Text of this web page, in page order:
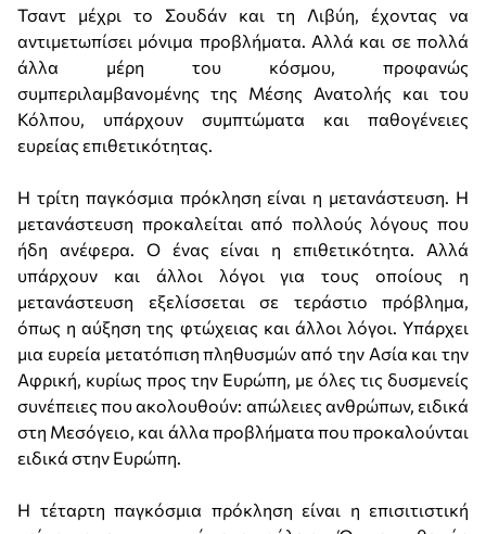
Τσαντ μέχρι το Σουδάν και τη Λιβύη, έχοντας να
αντιμετωπίσει μόνιμα προβλήματα. Αλλά και σε πολλά
άλλα μέρη του κόσμου, προφανώς
συμπεριλαμβανομένης της Μέσης Ανατολής και του
Κόλπου, υπάρχουν συμπτώματα και παθογένειες
ευρείας επιθετικότητας.
Η τρίτη παγκόσμια πρόκληση είναι η μετανάστευση. Η
μετανάστευση προκαλείται από πολλούς λόγους που
ήδη ανέφερα. Ο ένας είναι η επιθετικότητα. Αλλά
υπάρχουν και άλλοι λόγοι για τους οποίους η
μετανάστευση εξελίσσεται σε τεράστιο πρόβλημα,
όπως η αύξηση της φτώχειας και άλλοι λόγοι. Υπάρχει
μια ευρεία μετατόπιση πληθυσμών από την Ασία και την
Αφρική, κυρίως προς την Ευρώπη, με όλες τις δυσμενείς
συνέπειες που ακολουθούν: απώλειες ανθρώπων, ειδικά
στη Μεσόγειο, και άλλα προβλήματα που προκαλούνται
ειδικά στην Ευρώπη.
Η τέταρτη παγκόσμια πρόκληση είναι η επισιτιστική